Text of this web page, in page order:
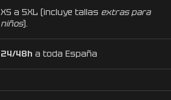
XS a 5XL (incluye tallas extras para
niños).
24/48h a toda España